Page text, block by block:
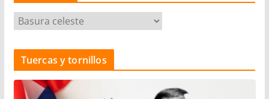
t
g
Tuercas y tornillos